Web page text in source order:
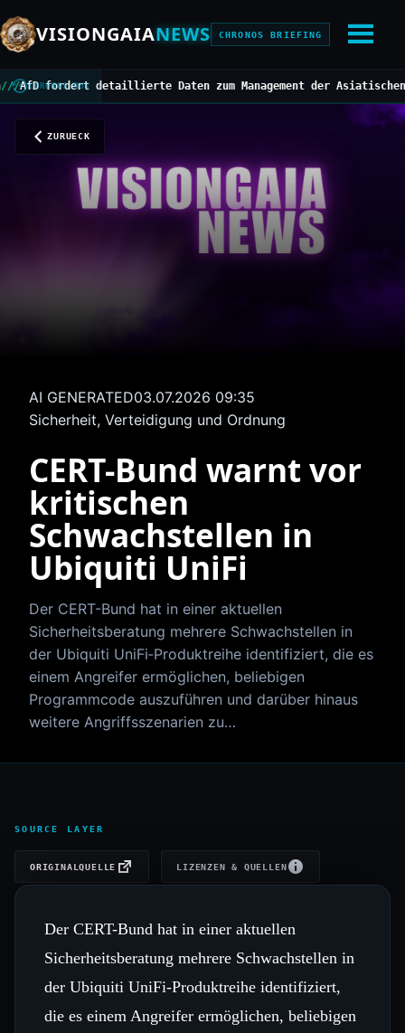
VISIONGAIANEWS CHRONOS BRIEFING
CHRONOS BUS
fordert detaillierte Daten zum Management der Asiatischen
ZURUECK
AI GENERATED03.07.2026 09:35
Sicherheit, Verteidigung und Ordnung
CERT-Bund warnt vor
kritischen
Schwachstellen in
Ubiquiti UniFi
Der CERT-Bund hat in einer aktuellen
Sicherheitsberatung mehrere Schwachstellen in
der Ubiquiti UniFi‑Produktreihe identifiziert, die es
einem Angreifer ermöglichen, beliebigen
Programmcode auszuführen und darüber hinaus
weitere Angriffsszenarien zu…
SOURCE LAYER
ORIGINALQUELLE LIZENZEN & QUELLEN
Der CERT-Bund hat in einer aktuellen
Sicherheitsberatung mehrere Schwachstellen in
der Ubiquiti UniFi‑Produktreihe identifiziert,
die es einem Angreifer ermöglichen, beliebigen